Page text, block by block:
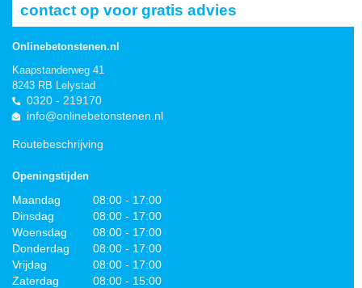
contact op voor gratis advies
Onlinebetonstenen.nl
Kaapstanderweg 41
8243 RB Lelystad
0320 - 219170
info@onlinebetonstenen.nl
Routebeschrijving
Openingstijden
Maandag
08:00 - 17:00
Dinsdag
08:00 - 17:00
Woensdag
08:00 - 17:00
Donderdag
08:00 - 17:00
Vrijdag
08:00 - 17:00
Zaterdag
08:00 - 15:00